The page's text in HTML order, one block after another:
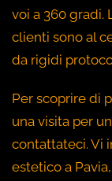
voi a 360 gradi.
clienti sono al
da rigidi
Per scoprire di
una visita per
contattateci. Vi
estetico a